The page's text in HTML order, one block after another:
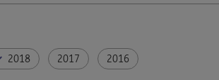
2018 2017 2016